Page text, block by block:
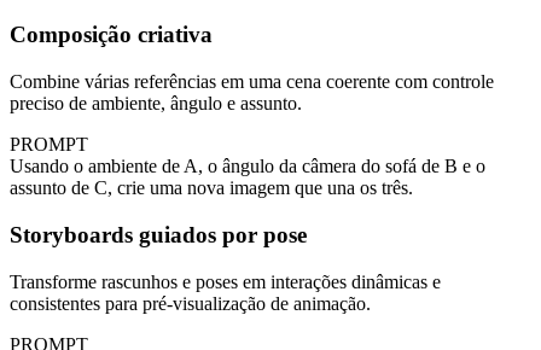
Composição criativa
Combine várias referências em uma cena coerente com controle
preciso de ambiente, ângulo e assunto.
PROMPT
Usando o ambiente de A, o ângulo da câmera do sofá de B e o
assunto de C, crie uma nova imagem que una os três.
Storyboards guiados por pose
Transforme rascunhos e poses em interações dinâmicas e
consistentes para pré‑visualização de animação.
PROMPT